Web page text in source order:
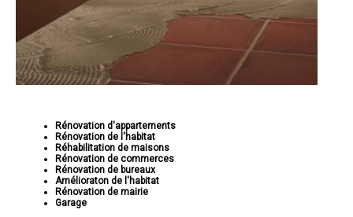
Rénovation d'appartements
Rénovation de l'habitat
Réhabilitation de maisons
Rénovation de commerces
Rénovation de bureaux
Amélioraton de l'habitat
Rénovation de mairie
Garage